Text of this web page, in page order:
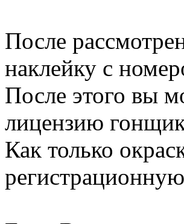
После
наклейку с
После этого вы
лицензию
Как только